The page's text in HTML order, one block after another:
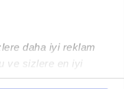
daha iyi reklam
ve sizlere en iyi
karşılamak